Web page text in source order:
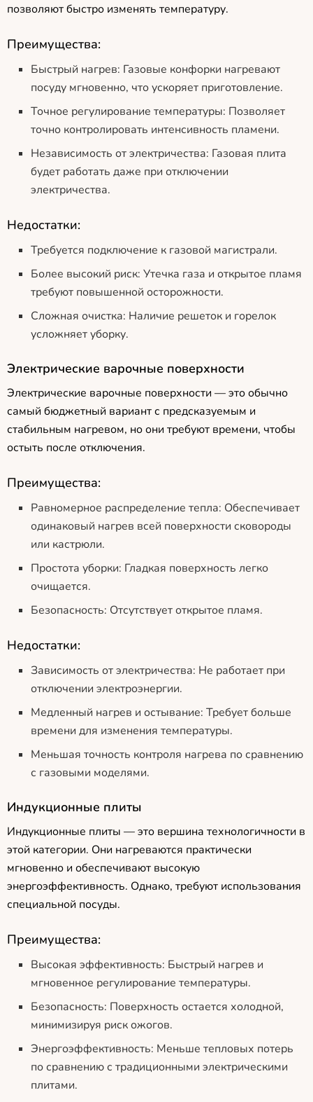
позволяют быстро изменять температуру.
Преимущества:
Быстрый нагрев: Газовые конфорки нагревают
посуду мгновенно, что ускоряет приготовление.
Точное регулирование температуры: Позволяет
точно контролировать интенсивность пламени.
Независимость от электричества: Газовая плита
будет работать даже при отключении
электричества.
Недостатки:
Требуется подключение к газовой магистрали.
Более высокий риск: Утечка газа и открытое пламя
требуют повышенной осторожности.
Сложная очистка: Наличие решеток и горелок
усложняет уборку.
Электрические варочные поверхности
Электрические варочные поверхности — это обычно
самый бюджетный вариант с предсказуемым и
стабильным нагревом, но они требуют времени, чтобы
остыть после отключения.
Преимущества:
Равномерное распределение тепла: Обеспечивает
одинаковый нагрев всей поверхности сковороды
или кастрюли.
Простота уборки: Гладкая поверхность легко
очищается.
Безопасность: Отсутствует открытое пламя.
Недостатки:
Зависимость от электричества: Не работает при
отключении электроэнергии.
Медленный нагрев и остывание: Требует больше
времени для изменения температуры.
Меньшая точность контроля нагрева по сравнению
с газовыми моделями.
Индукционные плиты
Индукционные плиты — это вершина технологичности в
этой категории. Они нагреваются практически
мгновенно и обеспечивают высокую
энергоэффективность. Однако, требуют использования
специальной посуды.
Преимущества:
Высокая эффективность: Быстрый нагрев и
мгновенное регулирование температуры.
Безопасность: Поверхность остается холодной,
минимизируя риск ожогов.
Энергоэффективность: Меньше тепловых потерь
по сравнению с традиционными электрическими
плитами.